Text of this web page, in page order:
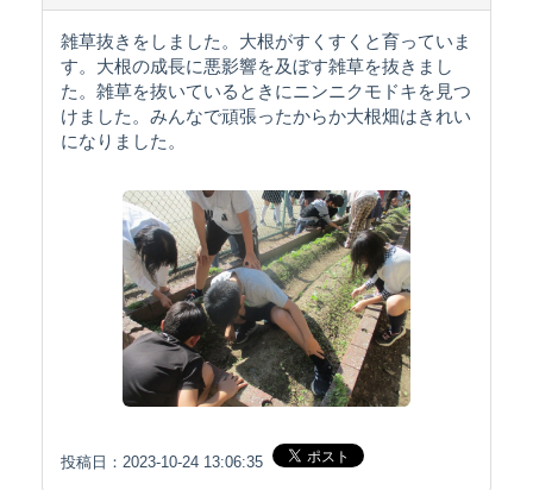
雑草抜きをしました。大根がすくすくと育っていま
す。大根の成長に悪影響を及ぼす雑草を抜きまし
た。雑草を抜いているときにニンニクモドキを見つ
けました。みんなで頑張ったからか大根畑はきれい
になりました。
投稿日：2023-10-24 13:06:35